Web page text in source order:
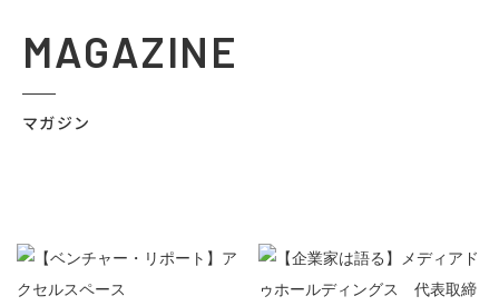
MAGAZINE
マガジン